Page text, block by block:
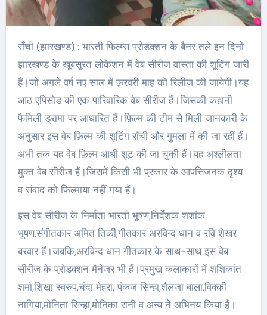
राँची (झारखण्ड) : भारती फिल्म्स प्रोडक्शन के बैनर तले इन दिनों
झारखण्ड के खूबसूरत लोकेशन में वेब सीरीज वास्ता की शूटिंग जारी
हैं।जो अगले वर्ष नए साल में फ़रवरी माह को रिलीज की जायेगी।यह
आठ एपिसोड की एक पारिवारिक वेब सीरीज हैं।जिसकी कहानी
फैमिली ड्रामा पर आधारित हैं।फ़िल्म की टीम से मिली जानकारी के
अनुसार इस वेब फ़िल्म की शूटिंग राँची और गुमला में की जा रहीं हैं।
अभी तक यह वेब फ़िल्म आधी शूट की जा चुकी हैं।यह अश्लीलता
मुक्त वेब सीरीज हैं।जिसमें किसी भी प्रकार के आपत्तिजनक दृश्य
व संवाद को फिल्माया नहीं गया हैं।
इस वेब सीरीज के निर्माता भारती भूषण,निर्देशक शशांक
भूषण,संगीतकार अमित तिर्की,गीतकार अरविन्द धान व रवि शेखर
बरवार हैं।जबकि,अरविन्द धान गीतकार के साथ-साथ इस वेब
सीरीज के प्रोडक्शन मैनेजर भी हैं।प्रमुख कलाकारों में शशिकांत
शर्मा,शिखा स्वरुप,चंदा मेहरा, पंकज सिन्हा,शैलजा बाला,विक्की
नागिया,मोनिता सिन्हा,मोनिका रानी व अन्य ने अभिनय किया हैं।